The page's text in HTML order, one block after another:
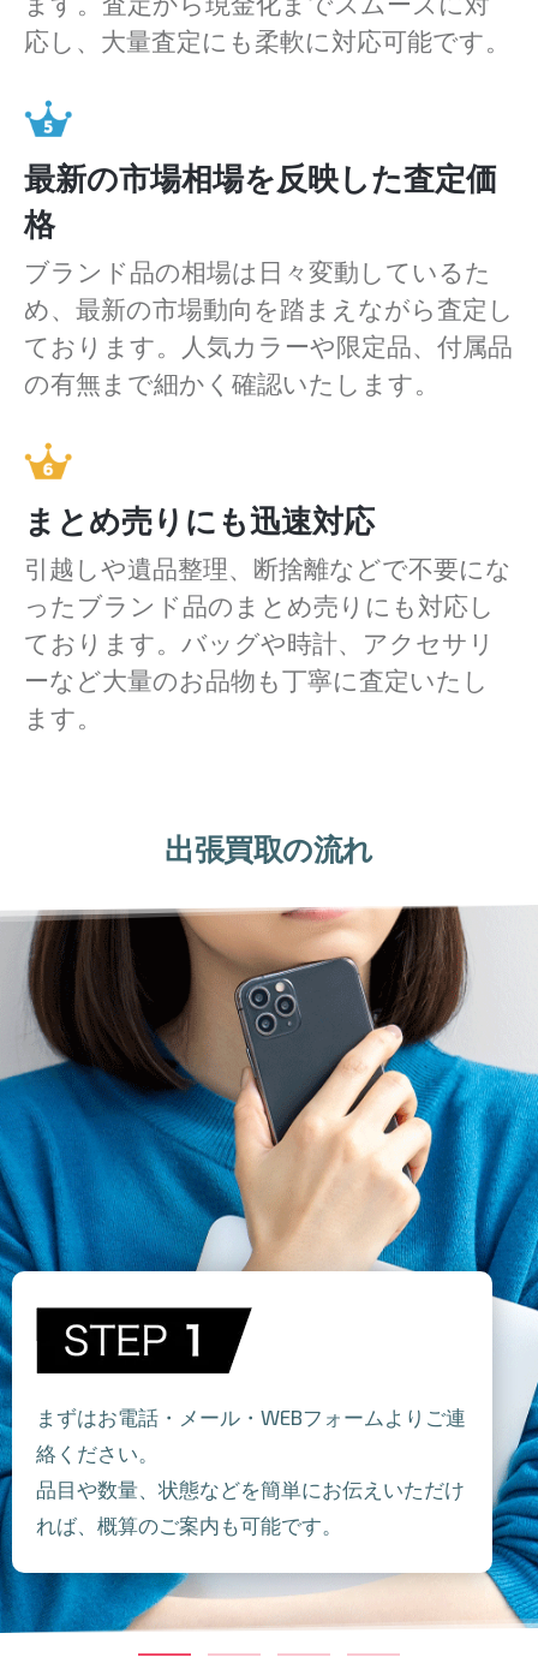
応し、大量査定にも柔軟に対応可能です。
最新の市場相場を反映した査定価
格
ブランド品の相場は日々変動しているた
め、最新の市場動向を踏まえながら査定し
ております。人気カラーや限定品、付属品
の有無まで細かく確認いたします。
まとめ売りにも迅速対応
引越しや遺品整理、断捨離などで不要にな
ったブランド品のまとめ売りにも対応し
ております。バッグや時計、アクセサリ
ーなど大量のお品物も丁寧に査定いたし
ます。
出張買取の流れ
まずはお電話・メール・WEBフォームよりご連
絡ください。
品目や数量、状態などを簡単にお伝えいただけ
れば、概算のご案内も可能です。